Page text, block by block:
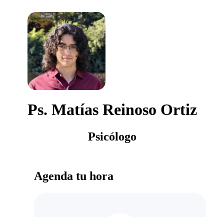
Ps. Matías Reinoso Ortiz
Psicólogo
Agenda tu hora